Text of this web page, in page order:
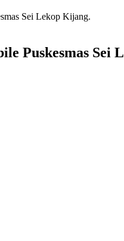
Sei Lekop Kijang.
Puskesmas Sei